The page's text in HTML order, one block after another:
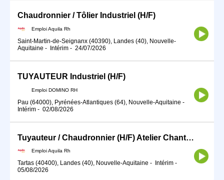
Chaudronnier / Tôlier Industriel (H/F)
Emploi Aquila Rh
Saint-Martin-de-Seignanx (40390), Landes (40), Nouvelle-
Aquitaine - Intérim - 24/07/2026
TUYAUTEUR Industriel (H/F)
Emploi DOMINO RH
Pau (64000), Pyrénées-Atlantiques (64), Nouvelle-Aquitaine -
Intérim - 02/08/2026
Tuyauteur / Chaudronnier (H/F) Atelier Chantiers
Emploi Aquila Rh
Tartas (40400), Landes (40), Nouvelle-Aquitaine - Intérim -
05/08/2026